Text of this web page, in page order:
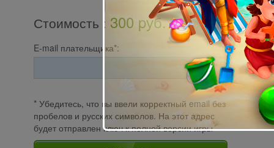
Стоимость : 300 pуб.
E-mail плательщика*:
* Убедитесь, что вы ввели корректный email без
пробелов и русских символов. На этот адрес
будет отправлен ключ к полной версии игры